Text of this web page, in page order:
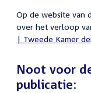
Op de website van
over het verloop
| Tweede Kamer
Noot voor
publicatie: